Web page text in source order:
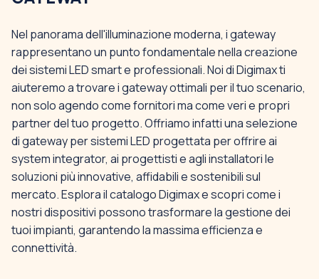
Nel panorama dell'illuminazione moderna, i gateway
rappresentano un punto fondamentale nella creazione
dei sistemi LED smart e professionali. Noi di Digimax ti
aiuteremo a trovare i gateway ottimali per il tuo scenario,
non solo agendo come fornitori ma come veri e propri
partner del tuo progetto. Offriamo infatti una selezione
di gateway per sistemi LED progettata per offrire ai
system integrator, ai progettisti e agli installatori le
soluzioni più innovative, affidabili e sostenibili sul
mercato. Esplora il catalogo Digimax e scopri come i
nostri dispositivi possono trasformare la gestione dei
tuoi impianti, garantendo la massima efficienza e
connettività.